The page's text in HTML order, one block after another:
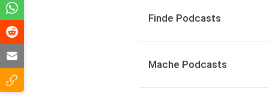
Finde Podcasts
Mache Podcasts